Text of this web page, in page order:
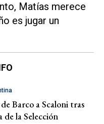
Matías merece
es jugar un
Barco a Scaloni tras
de la Selección